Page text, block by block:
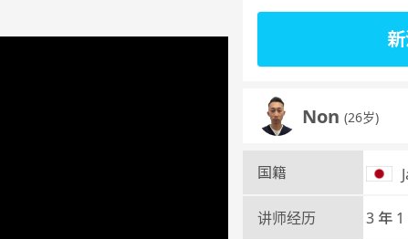
Non (26岁)
国籍
讲师经历 3 年 1